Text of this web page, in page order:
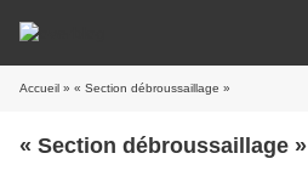
Accueil » « Section débroussaillage »
« Section débroussaillage »